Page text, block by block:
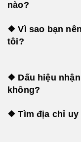
nào?
❖ Vì sao bạn
tôi?
❖ Dấu hiệu
không?
❖ Tìm địa chỉ uy